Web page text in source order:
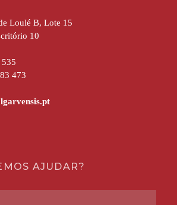
Loulé B, Lote 15
10
473
AJUDAR?